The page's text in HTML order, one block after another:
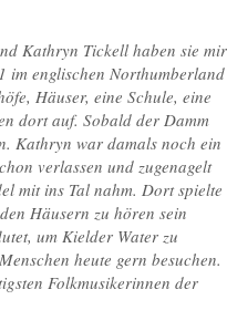
Kathryn Tickell haben sie mir
im englischen Northumberland
Häuser, eine Schule, eine
dort auf. Sobald der Damm
Kathryn war damals noch ein
verlassen und zugenagelt
mit ins Tal nahm. Dort spielte
Häusern zu hören sein
um Kielder Water zu
heute gern besuchen.
Folkmusikerinnen der